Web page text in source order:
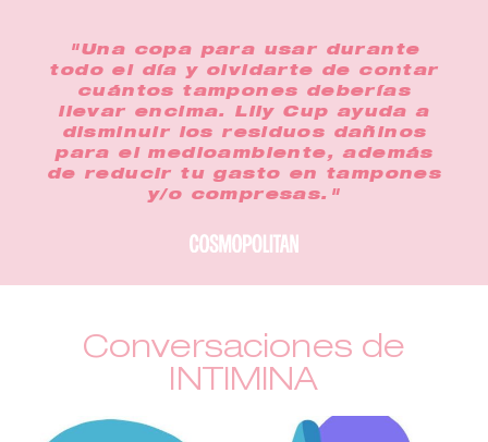
"Una copa para usar durante
todo el día y olvidarte de contar
cuántos tampones deberías
llevar encima. Lily Cup ayuda a
disminuir los residuos dañinos
para el medioambiente, además
de reducir tu gasto en tampones
y/o compresas."
Conversaciones de
INTIMINA